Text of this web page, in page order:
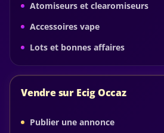
Atomiseurs et clearomiseurs
Accessoires vape
Lots et bonnes affaires
Vendre sur Ecig Occaz
Publier une annonce